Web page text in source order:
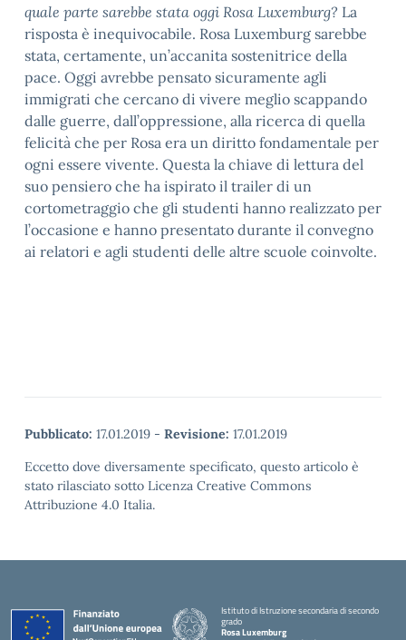
quale parte sarebbe stata oggi Rosa Luxemburg? La
risposta è inequivocabile. Rosa Luxemburg sarebbe
stata, certamente, un’accanita sostenitrice della
pace. Oggi avrebbe pensato sicuramente agli
immigrati che cercano di vivere meglio scappando
dalle guerre, dall’oppressione, alla ricerca di quella
felicità che per Rosa era un diritto fondamentale per
ogni essere vivente. Questa la chiave di lettura del
suo pensiero che ha ispirato il trailer di un
cortometraggio che gli studenti hanno realizzato per
l’occasione e hanno presentato durante il convegno
ai relatori e agli studenti delle altre scuole coinvolte.
Pubblicato: 17.01.2019 - Revisione: 17.01.2019
Eccetto dove diversamente specificato, questo articolo è
stato rilasciato sotto Licenza Creative Commons
Attribuzione 4.0 Italia.
Istituto di Istruzione secondaria di secondo
grado
Rosa Luxemburg